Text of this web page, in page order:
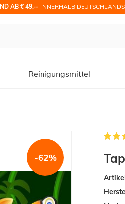
AB € 49,-- INNERHALB
Reinigungsmittel
-62%